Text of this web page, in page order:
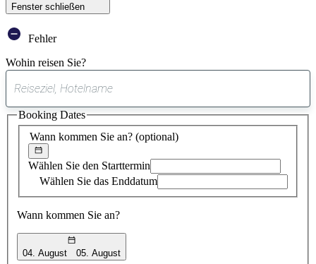
Fenster schließen
Fehler
Wohin reisen Sie?
gefundener
Vorschlag
Wann kommen Sie an? (optional)
Wählen Sie den Starttermin
Wählen Sie das Enddatum
Wann kommen Sie an?
04. August 05. August
Booking Dates